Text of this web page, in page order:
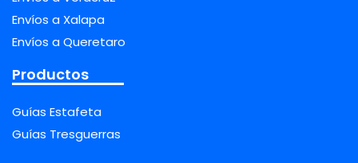
Envíos a Xalapa
Envíos a Queretaro
Productos
Guías Estafeta
Guías Tresguerras